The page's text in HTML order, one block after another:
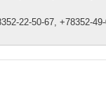
22-50-67, +78352-